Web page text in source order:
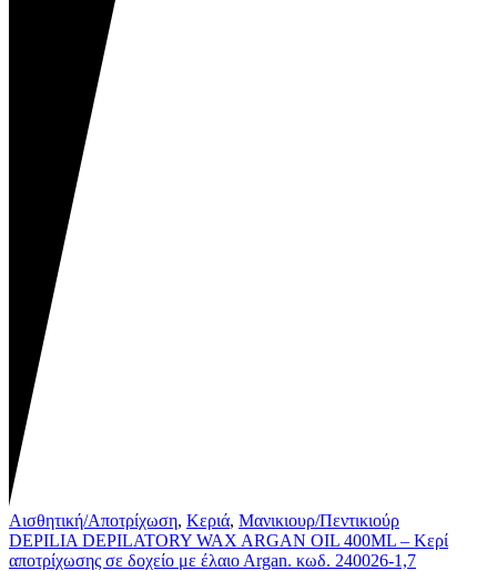
Αισθητική/Αποτρίχωση, Κεριά, Μανικιουρ/Πεντικιούρ
DEPILIA DEPILATORY WAX ARGAN OIL 400ML – Κερί
αποτρίχωσης σε δοχείο με έλαιo Argan. κωδ. 240026-1,7